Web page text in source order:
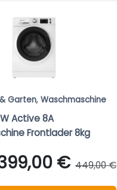
Garten, Waschmaschine
Active 8A
Frontlader 8kg
€ 449,00 €